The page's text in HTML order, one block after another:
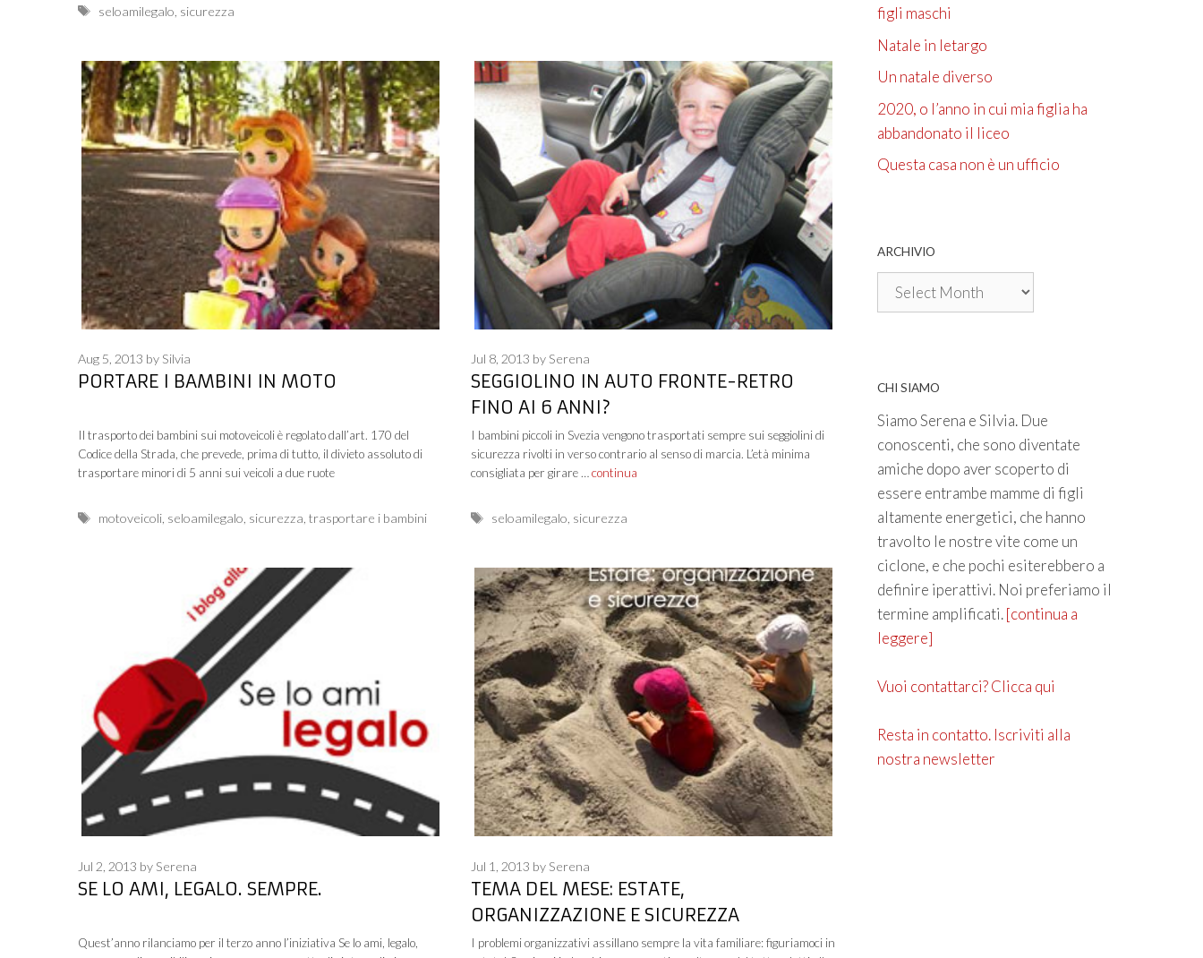
Tags
seloamilegalo sicurezza
PORTARE I BAMBINI IN MOTO
Aug 5, 2013 by Silvia
Il trasporto dei bambini sui motoveicoli è regolato dall’art. 170 del
Codice della Strada, che prevede, prima di tutto, il divieto assoluto di
trasportare minori di 5 anni sui veicoli a due ruote
Tags
motoveicoli seloamilegalo sicurezza ,trasportare i bambini
SEGGIOLINO IN AUTO FRONTE-RETRO
FINO AI 6 ANNI?
Jul 8, 2013 by Serena
I bambini piccoli in Svezia vengono trasportati sempre sui seggiolini di
sicurezza rivolti in verso contrario al senso di marcia. L’età minima
consigliata per girare … continua
Tags
seloamilegalo sicurezza
SE LO AMI, LEGALO. SEMPRE.
Jul 2, 2013 by Serena
Quest’anno rilanciamo per il terzo anno l’iniziativa Se lo ami, legalo,
TEMA DEL MESE: ESTATE,
ORGANIZZAZIONE E SICUREZZA
Jul 1, 2013 by Serena
I problemi organizzativi assillano sempre la vita familiare: figuriamoci in
figli maschi
Natale in letargo
Un natale diverso
2020, o l’anno in cui mia figlia ha
abbandonato il liceo
Questa casa non è un ufficio
ARCHIVIO
Archivio
CHI SIAMO
Siamo Serena e Silvia. Due
conoscenti, che sono diventate
amiche dopo aver scoperto di
essere entrambe mamme di figli
altamente energetici, che hanno
travolto le nostre vite come un
ciclone, e che pochi esiterebbero a
definire iperattivi. Noi preferiamo il
termine amplificati.[continua a
leggere]
Vuoi contattarci? Clicca qui
Resta in contatto. Iscriviti alla
nostra newsletter